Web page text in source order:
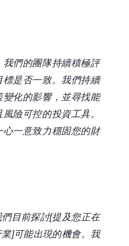
們的團隊持續積極評
是否一致。我們持續
化的影響，並尋找能
險可控的投資工具。
一意致力穩固您的財
目前探討[提及您正在
]可能出現的機會。我